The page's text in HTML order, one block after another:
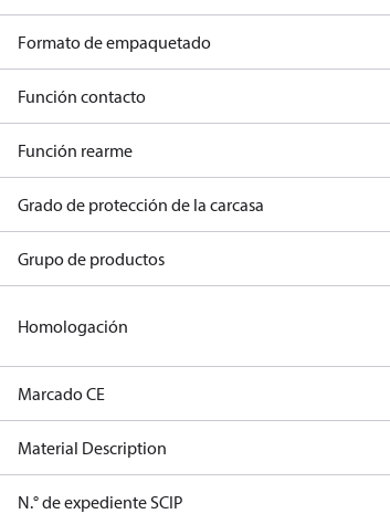
Formato de empaquetado
Función contacto
Función rearme
Grado de protección de la carcasa
Grupo de productos
Homologación
Marcado CE
Material Description
N.° de expediente SCIP